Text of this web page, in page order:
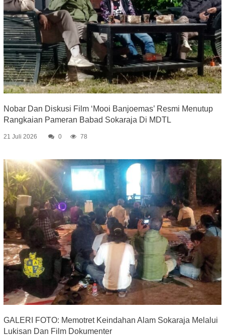
Nobar Dan Diskusi Film ‘Mooi Banjoemas’ Resmi Menutup
Rangkaian Pameran Babad Sokaraja Di MDTL
21 Juli 2026 0 78
GALERI FOTO: Memotret Keindahan Alam Sokaraja Melalui
Lukisan Dan Film Dokumenter